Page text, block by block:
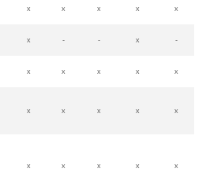
x x x x x
x - - x -
x x x x x
x x x x x
x x x x x